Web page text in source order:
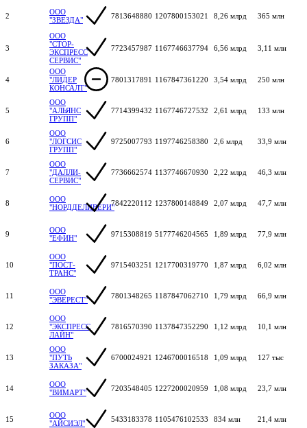
2
ООО
"ЗВЕЗДА"
7813648880 1207800153021 8,26 млрд 365 млн
3
ООО
"СТОР-
ЭКСПРЕСС
СЕРВИС"
7723457987 1167746637794 6,56 млрд 3,11 млн
4
ООО
"ЛИДЕР
КОНСАЛТ"
7801317891 1167847361220 3,54 млрд 250 млн
5
ООО
"АЛЬЯНС
ГРУПП"
7714399432 1167746727532 2,61 млрд 133 млн
6
ООО
"ЛОГСИС
ГРУПП"
9725007793 1197746258380 2,6 млрд 33,9 млн
7
ООО
"ДАЛЛИ-
СЕРВИС"
7736662574 1137746670930 2,22 млрд 46,3 млн
8
ООО
"НОРДДЕЛИВЕРИ"7842220112 1237800148849 2,07 млрд 47,7 млн
9
ООО
"ЕФИН"
9715308819 5177746204565 1,89 млрд 77,9 млн
10
ООО
"ПОСТ-
ТРАНС"
9715403251 1217700319770 1,87 млрд 6,02 млн
11
ООО
"ЭВЕРЕСТ"
7801348265 1187847062710 1,79 млрд 66,9 млн
12
ООО
"ЭКСПРЕСС
ЛАЙН"
7816570390 1137847352290 1,12 млрд 10,1 млн
13
ООО
"ПУТЬ
ЗАКАЗА"
6700024921 1246700016518 1,09 млрд 127 тыс
14
ООО
"ВИМАРТ"
7203548405 1227200020959 1,08 млрд 23,7 млн
15
ООО
"АЙСИЭЛ"
5433183378 1105476102533 834 млн 21,4 млн